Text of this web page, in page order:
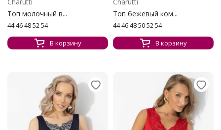
Топ молочный в...
44 46 48 52 54
В корзину
Топ бежевый ком...
44 46 48 50 52 54
В корзину